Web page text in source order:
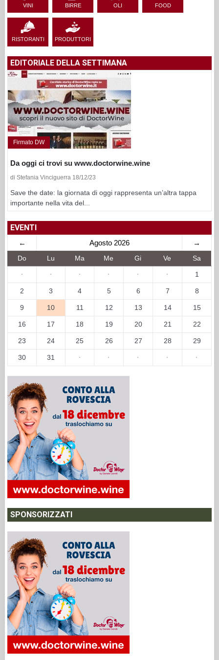
VINI BIRRE OLI FOOD
RISTORANTI PRODUTTORI
EDITORIALE DELLA SETTIMANA
Firmato DW
Da oggi ci trovi su www.doctorwine.wine
di Stefania Vinciguerra 18/12/23
Save the date: la giornata di oggi rappresenta un’altra tappa
importante nella vita del...
EVENTI
← Agosto 2026 →
Do Lu Ma Me Gi Ve Sa
· · · · · · 1
2 3 4 5 6 7 8
9 10 11 12 13 14 15
16 17 18 19 20 21 22
23 24 25 26 27 28 29
30 31 · · · · ·
SPONSORIZZATI